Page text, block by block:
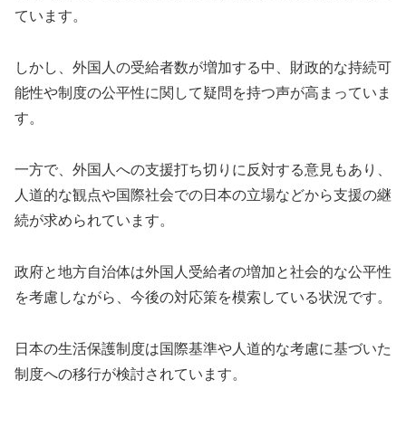
ています。
しかし、外国人の受給者数が増加する中、財政的な持続可
能性や制度の公平性に関して疑問を持つ声が高まっていま
す。
一方で、外国人への支援打ち切りに反対する意見もあり、
人道的な観点や国際社会での日本の立場などから支援の継
続が求められています。
政府と地方自治体は外国人受給者の増加と社会的な公平性
を考慮しながら、今後の対応策を模索している状況です。
日本の生活保護制度は国際基準や人道的な考慮に基づいた
制度への移行が検討されています。